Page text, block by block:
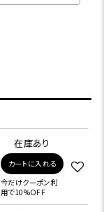
在庫あり
カートに入れる
今だけクーポン利
用で10%OFF